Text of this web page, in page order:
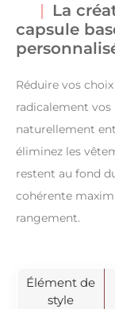
La
capsule
Réduire vos
radicalement vos
naturellement
éliminez les
restent au fond
cohérente
rangement.
Élément de
style